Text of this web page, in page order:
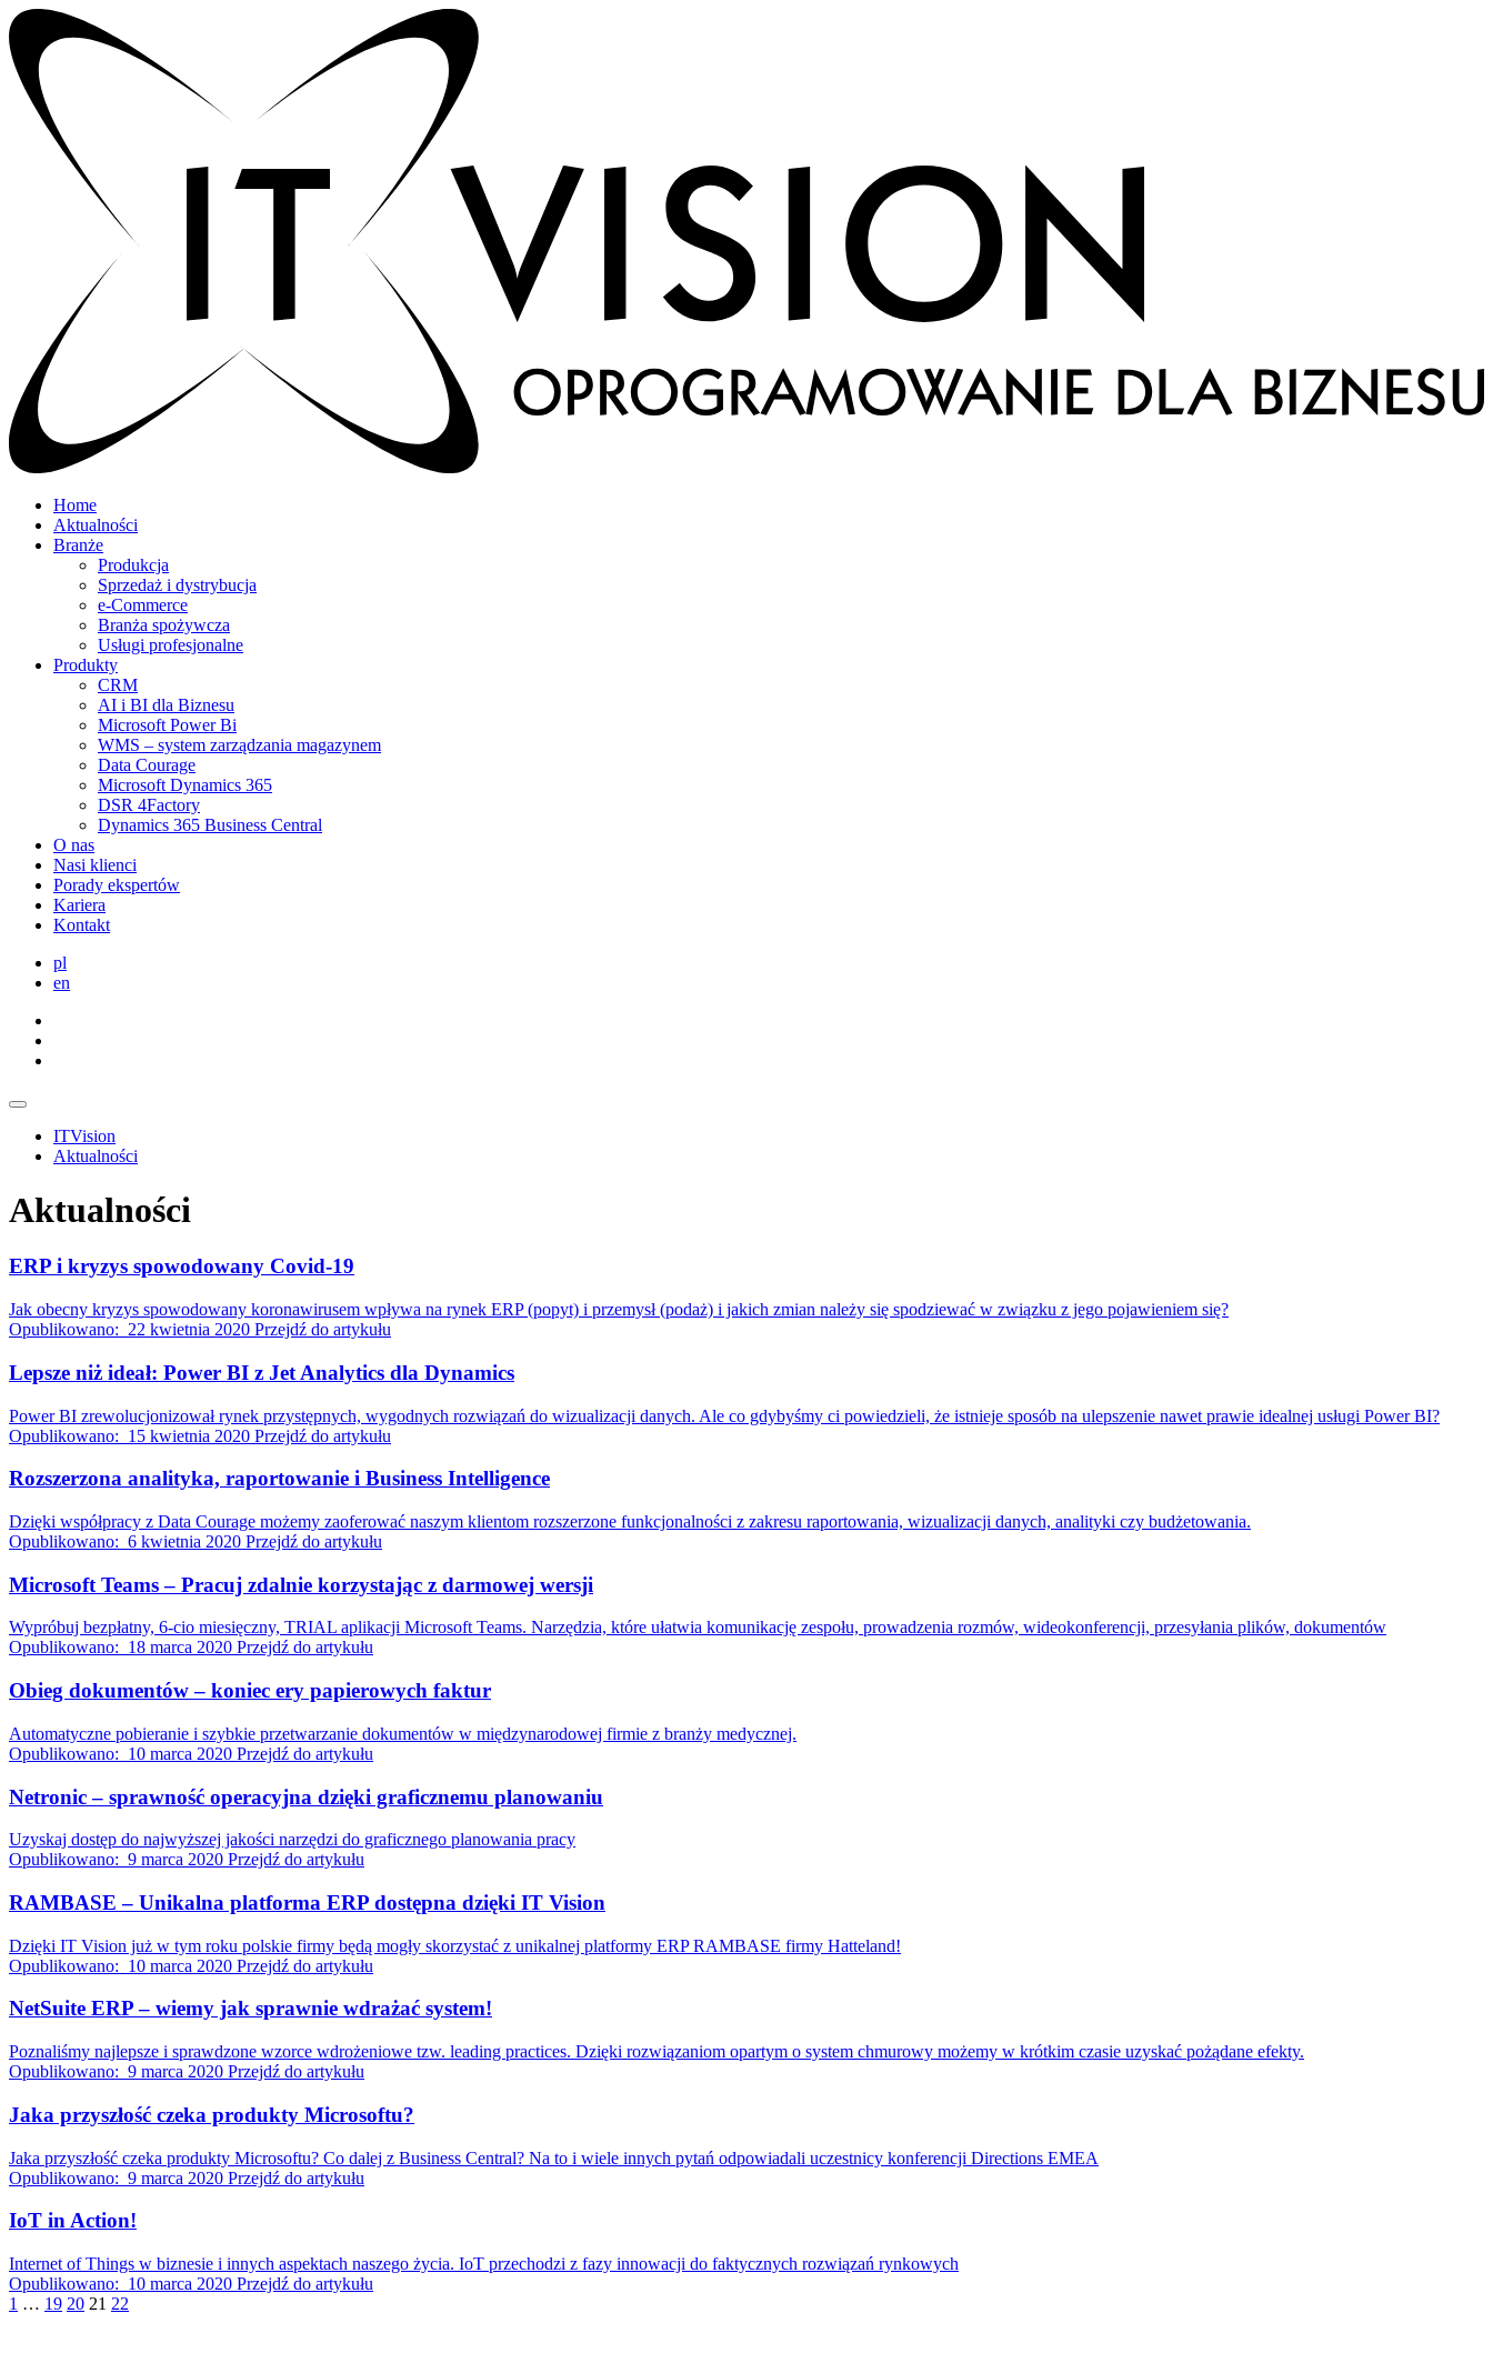
Home
Aktualności
Branże
Produkcja
Sprzedaż i dystrybucja
e-Commerce
Branża spożywcza
Usługi profesjonalne
Produkty
CRM
AI i BI dla Biznesu
Microsoft Power Bi
WMS – system zarządzania magazynem
Data Courage
Microsoft Dynamics 365
DSR 4Factory
Dynamics 365 Business Central
O nas
Nasi klienci
Porady ekspertów
Kariera
Kontakt
pl
en
ITVision
Aktualności
Aktualności
ERP i kryzys spowodowany Covid-19
Jak obecny kryzys spowodowany koronawirusem wpływa na rynek ERP (popyt) i przemysł (podaż) i jakich zmian należy się spodziewać w związku z jego pojawieniem się?
Opublikowano: 22 kwietnia 2020 Przejdź do artykułu
Lepsze niż ideał: Power BI z Jet Analytics dla Dynamics
Power BI zrewolucjonizował rynek przystępnych, wygodnych rozwiązań do wizualizacji danych. Ale co gdybyśmy ci powiedzieli, że istnieje sposób na ulepszenie nawet prawie idealnej usługi Power BI?
Opublikowano: 15 kwietnia 2020 Przejdź do artykułu
Rozszerzona analityka, raportowanie i Business Intelligence
Dzięki współpracy z Data Courage możemy zaoferować naszym klientom rozszerzone funkcjonalności z zakresu raportowania, wizualizacji danych, analityki czy budżetowania.
Opublikowano: 6 kwietnia 2020 Przejdź do artykułu
Microsoft Teams – Pracuj zdalnie korzystając z darmowej wersji
Wypróbuj bezpłatny, 6-cio miesięczny, TRIAL aplikacji Microsoft Teams. Narzędzia, które ułatwia komunikację zespołu, prowadzenia rozmów, wideokonferencji, przesyłania plików, dokumentów
Opublikowano: 18 marca 2020 Przejdź do artykułu
Obieg dokumentów – koniec ery papierowych faktur
Automatyczne pobieranie i szybkie przetwarzanie dokumentów w międzynarodowej firmie z branży medycznej.
Opublikowano: 10 marca 2020 Przejdź do artykułu
Netronic – sprawność operacyjna dzięki graficznemu planowaniu
Uzyskaj dostęp do najwyższej jakości narzędzi do graficznego planowania pracy
Opublikowano: 9 marca 2020 Przejdź do artykułu
RAMBASE – Unikalna platforma ERP dostępna dzięki IT Vision
Dzięki IT Vision już w tym roku polskie firmy będą mogły skorzystać z unikalnej platformy ERP RAMBASE firmy Hatteland!
Opublikowano: 10 marca 2020 Przejdź do artykułu
NetSuite ERP – wiemy jak sprawnie wdrażać system!
Poznaliśmy najlepsze i sprawdzone wzorce wdrożeniowe tzw. leading practices. Dzięki rozwiązaniom opartym o system chmurowy możemy w krótkim czasie uzyskać pożądane efekty.
Opublikowano: 9 marca 2020 Przejdź do artykułu
Jaka przyszłość czeka produkty Microsoftu?
Jaka przyszłość czeka produkty Microsoftu? Co dalej z Business Central? Na to i wiele innych pytań odpowiadali uczestnicy konferencji Directions EMEA
Opublikowano: 9 marca 2020 Przejdź do artykułu
IoT in Action!
Internet of Things w biznesie i innych aspektach naszego życia. IoT przechodzi z fazy innowacji do faktycznych rozwiązań rynkowych
Opublikowano: 10 marca 2020 Przejdź do artykułu
1 … 19 20 21 22